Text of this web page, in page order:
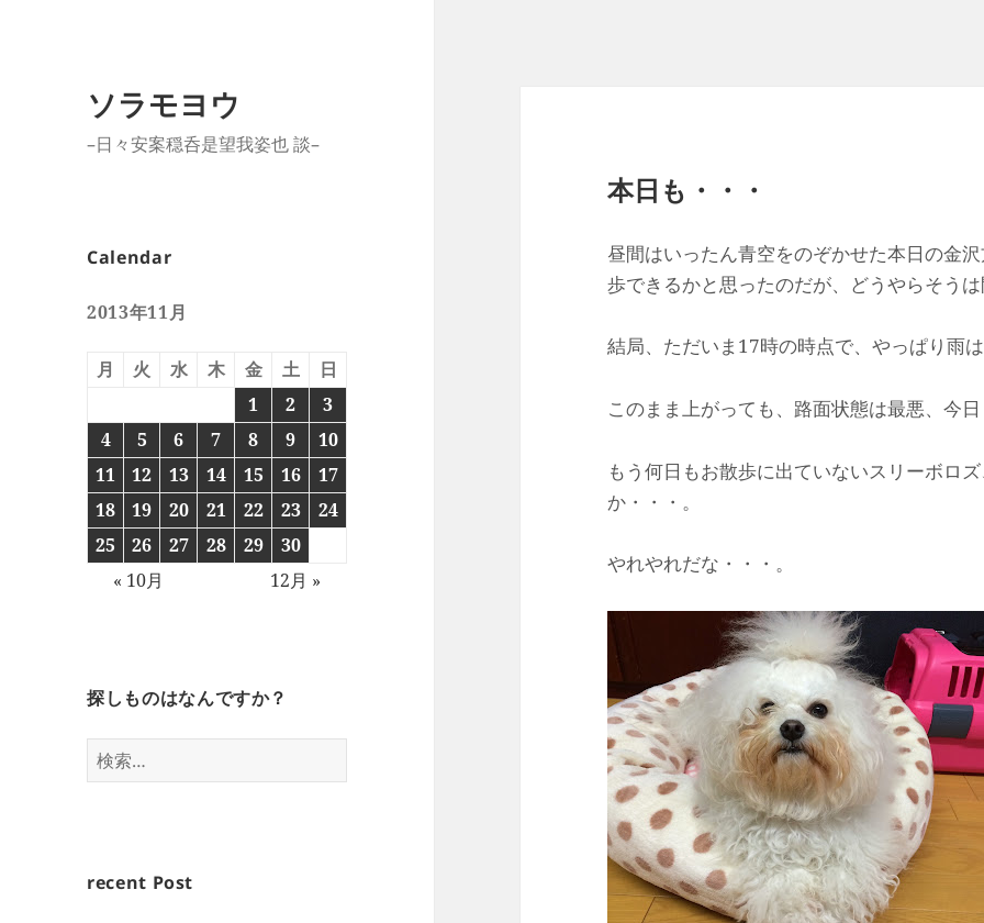
ソラモヨウ
–日々安案穏呑是望我姿也 談–
Calendar
2013年11月
月 火 水 木 金 土
日
1
2
3
4
5 6 7 8 9
10
11
12 13 14 15 16
17
18
19 20 21 22 23
24
25
26 27 28 29
30
« 10月
12月 »
探しものはなんですか？
検
索:
recent Post
本日も・・・
昼間はいったん青空をのぞかせた本日の金
歩できるかと思ったのだが、どうやらそう
結局、ただいま17時の時点で、やっぱり雨
このまま上がっても、路面状態は最悪、今
もう何日もお散歩に出ていないスリーボロ
か・・・。
やれやれだな・・・。